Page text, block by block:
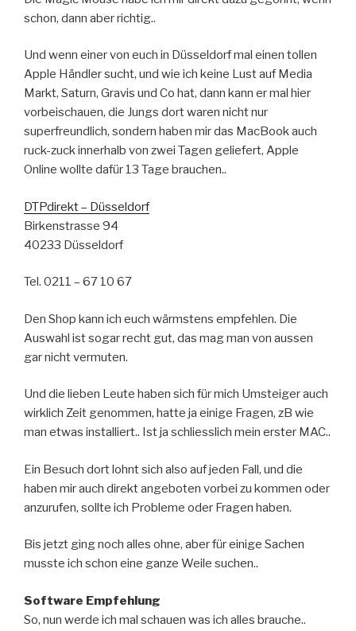
schon, dann aber richtig..
Und wenn einer von euch in Düsseldorf mal einen tollen
Apple Händler sucht, und wie ich keine Lust auf Media
Markt, Saturn, Gravis und Co hat, dann kann er mal hier
vorbeischauen, die Jungs dort waren nicht nur
superfreundlich, sondern haben mir das MacBook auch
ruck-zuck innerhalb von zwei Tagen geliefert, Apple
Online wollte dafür 13 Tage brauchen..
DTPdirekt – Düsseldorf
Birkenstrasse 94
40233 Düsseldorf
Tel. 0211 – 67 10 67
Den Shop kann ich euch wärmstens empfehlen. Die
Auswahl ist sogar recht gut, das mag man von aussen
gar nicht vermuten.
Und die lieben Leute haben sich für mich Umsteiger auch
wirklich Zeit genommen, hatte ja einige Fragen, zB wie
man etwas installiert.. Ist ja schliesslich mein erster MAC..
Ein Besuch dort lohnt sich also auf jeden Fall, und die
haben mir auch direkt angeboten vorbei zu kommen oder
anzurufen, sollte ich Probleme oder Fragen haben.
Bis jetzt ging noch alles ohne, aber für einige Sachen
musste ich schon eine ganze Weile suchen..
Software Empfehlung
So, nun werde ich mal schauen was ich alles brauche..